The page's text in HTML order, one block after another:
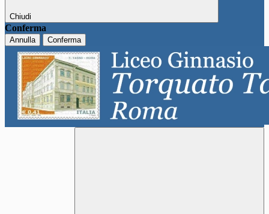
Chiudi
Conferma
Annulla Conferma